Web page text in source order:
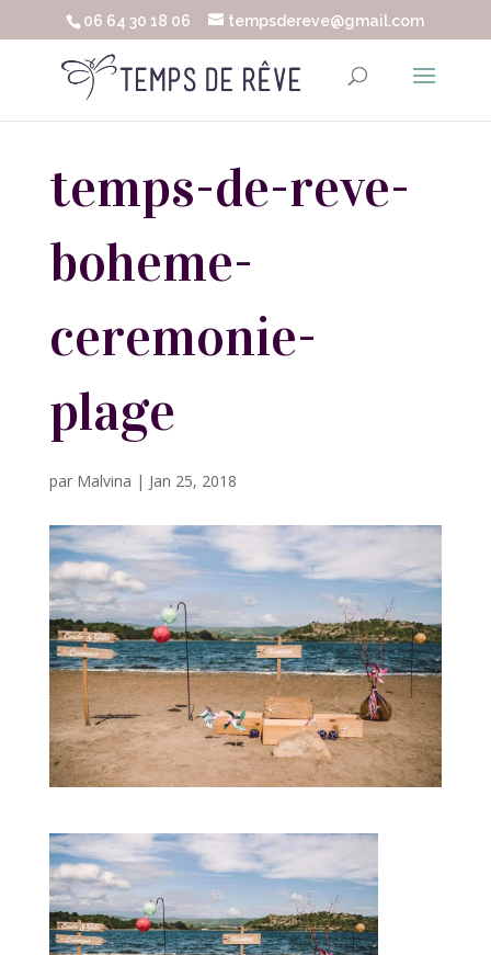
06 64 30 18 06 tempsdereve@gmail.com
temps-de-reve-
boheme-
ceremonie-
plage
par Malvina | Jan 25, 2018